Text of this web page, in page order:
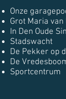
Onze
Grot Maria
In Den Oude
Stadswacht
De Pekker op
De
Sportcentrum